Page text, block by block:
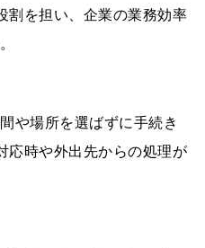
割を担い、企業の業務効率
や場所を選ばずに手続き
応時や外出先からの処理が